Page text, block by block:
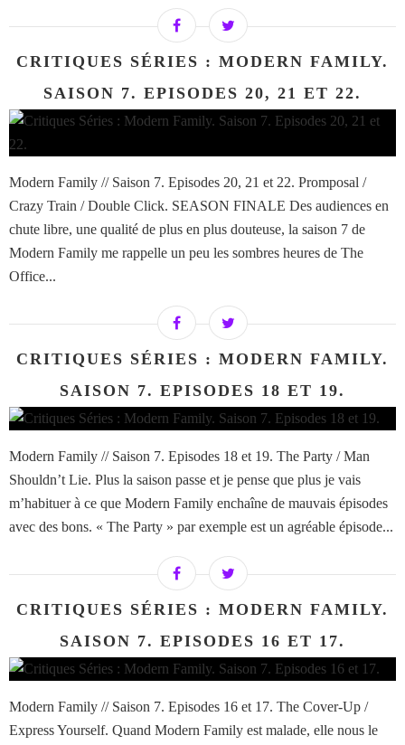
CRITIQUES SÉRIES : MODERN FAMILY.
SAISON 7. EPISODES 20, 21 ET 22.
Modern Family // Saison 7. Episodes 20, 21 et 22. Promposal /
Crazy Train / Double Click. SEASON FINALE Des audiences en
chute libre, une qualité de plus en plus douteuse, la saison 7 de
Modern Family me rappelle un peu les sombres heures de The
Office...
CRITIQUES SÉRIES : MODERN FAMILY.
SAISON 7. EPISODES 18 ET 19.
Modern Family // Saison 7. Episodes 18 et 19. The Party / Man
Shouldn’t Lie. Plus la saison passe et je pense que plus je vais
m’habituer à ce que Modern Family enchaîne de mauvais épisodes
avec des bons. « The Party » par exemple est un agréable épisode...
CRITIQUES SÉRIES : MODERN FAMILY.
SAISON 7. EPISODES 16 ET 17.
Modern Family // Saison 7. Episodes 16 et 17. The Cover-Up /
Express Yourself. Quand Modern Family est malade, elle nous le